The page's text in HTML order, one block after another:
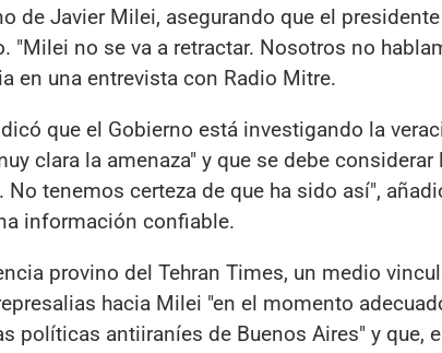
de Javier Milei, asegurando que el
"Milei no se va a retractar. Nosotros no
en una entrevista con Radio Mitre.
que el Gobierno está investigando la
clara la amenaza" y que se debe
No tenemos certeza de que ha sido así",
información confiable.
provino del Tehran Times, un medio
hacia Milei "en el momento
políticas antiiraníes de Buenos Aires" y que,